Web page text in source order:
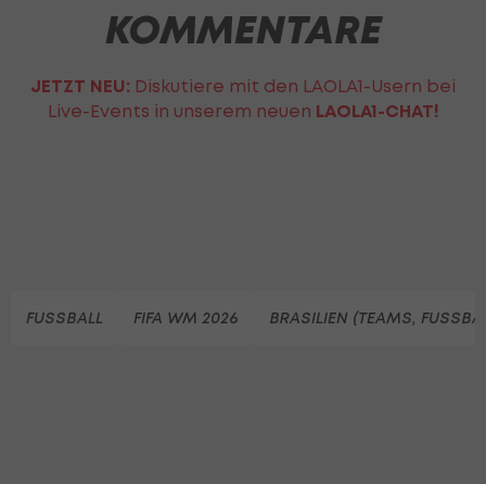
KOMMENTARE
JETZT NEU: Diskutiere mit den LAOLA1-Usern bei
Live-Events in unserem neuen LAOLA1-CHAT!
FUSSBALL FIFA WM 2026 BRASILIEN (TEAMS,